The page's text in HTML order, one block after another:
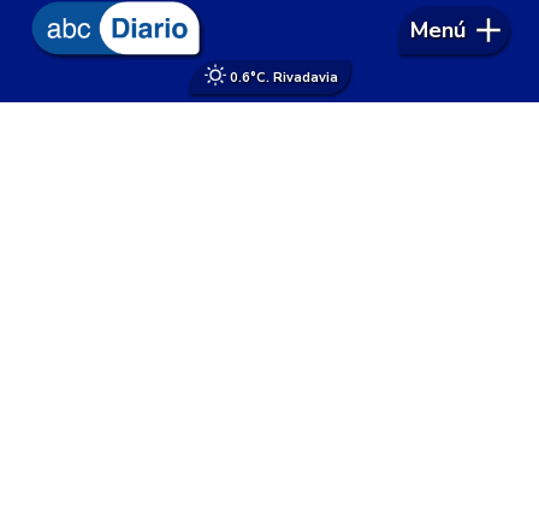
0.6°C. Rivadavia
Menú